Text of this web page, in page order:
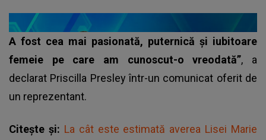
A fost cea mai pasionată, puternică și iubitoare
femeie pe care am cunoscut-o vreodată”, a
declarat Priscilla Presley într-un comunicat oferit de
un reprezentant.
Citește și: La cât este estimată averea Lisei Marie